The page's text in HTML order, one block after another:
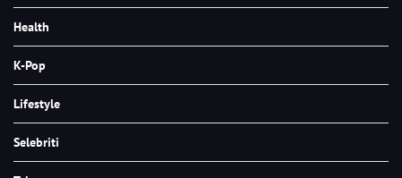
Health
K-Pop
Lifestyle
Selebriti